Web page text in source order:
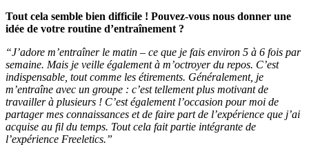
Tout cela semble bien difficile ! Pouvez-vous nous donner une
idée de votre routine d’entraînement ?
“J’adore m’entraîner le matin – ce que je fais environ 5 à 6 fois par
semaine. Mais je veille également à m’octroyer du repos. C’est
indispensable, tout comme les étirements. Généralement, je
m’entraîne avec un groupe : c’est tellement plus motivant de
travailler à plusieurs ! C’est également l’occasion pour moi de
partager mes connaissances et de faire part de l’expérience que j’ai
acquise au fil du temps. Tout cela fait partie intégrante de
l’expérience Freeletics.”